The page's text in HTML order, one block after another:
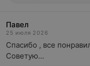
Павел
25 июля 2026
Спасибо , все
Советую…